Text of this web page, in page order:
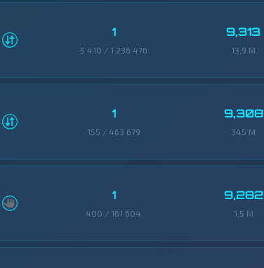
1
5 410 / 1 236 476
9,313
13,9 M
1
155 / 463 679
9,308
345 M
1
400 / 161 604
9,282
1,5 M